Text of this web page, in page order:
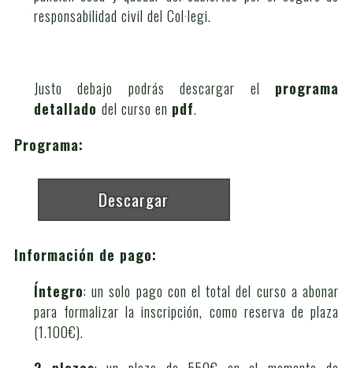
responsabilidad civil del Col·legi.
Justo debajo podrás descargar el programa
detallado del curso en pdf.
Programa:
Descargar
Información de pago:
Íntegro: un solo pago con el total del curso a abonar
para formalizar la inscripción, como reserva de plaza
(1.100€).